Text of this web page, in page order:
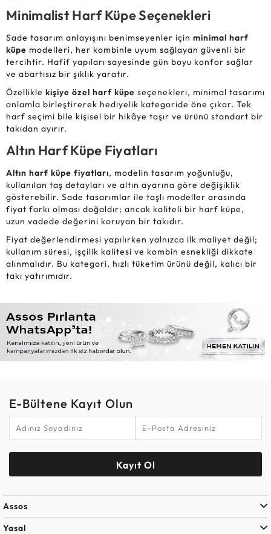
Minimalist Harf Küpe Seçenekleri
Sade tasarım anlayışını benimseyenler için minimal harf
küpe modelleri, her kombinle uyum sağlayan güvenli bir
tercihtir. Hafif yapıları sayesinde gün boyu konfor sağlar
ve abartısız bir şıklık yaratır.
Özellikle kişiye özel harf küpe seçenekleri, minimal tasarımı
anlamla birleştirerek hediyelik kategoride öne çıkar. Tek
harf seçimi bile kişisel bir hikâye taşır ve ürünü standart bir
takıdan ayırır.
Altın Harf Küpe Fiyatları
Altın harf küpe fiyatları, modelin tasarım yoğunluğu,
kullanılan taş detayları ve altın ayarına göre değişiklik
gösterebilir. Sade tasarımlar ile taşlı modeller arasında
fiyat farkı olması doğaldır; ancak kaliteli bir harf küpe,
uzun vadede değerini koruyan bir takıdır.
Fiyat değerlendirmesi yapılırken yalnızca ilk maliyet değil;
kullanım süresi, işçilik kalitesi ve kombin esnekliği dikkate
alınmalıdır. Bu kategori, hızlı tüketim ürünü değil, kalıcı bir
takı yatırımıdır.
E-Bültene Kayıt Olun
Kayıt Ol
Assos
Yasal